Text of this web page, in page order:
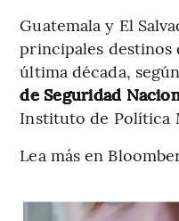
Guatemala y El
principales destinos
última década,
de Seguridad
Instituto de Política
Lea más en